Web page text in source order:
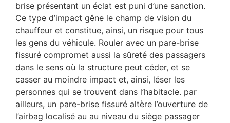
brise présentant un éclat est puni d’une sanction.
Ce type d’impact gêne le champ de vision du
chauffeur et constitue, ainsi, un risque pour tous
les gens du véhicule. Rouler avec un pare-brise
fissuré compromet aussi la sûreté des passagers
dans le sens où la structure peut céder, et se
casser au moindre impact et, ainsi, léser les
personnes qui se trouvent dans l’habitacle. par
ailleurs, un pare-brise fissuré altère l’ouverture de
l’airbag localisé au au niveau du siège passager